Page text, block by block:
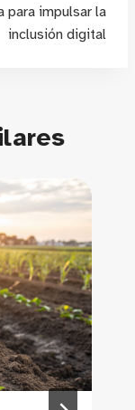
para impulsar la
inclusión digital